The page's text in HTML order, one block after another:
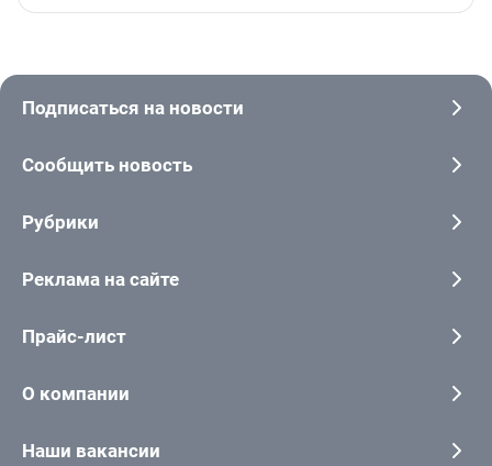
Подписаться на новости
Сообщить новость
Рубрики
Реклама на сайте
Прайс-лист
О компании
Наши вакансии